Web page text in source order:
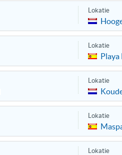
Lokatie
Lokatie
Playa
Lokatie
Lokatie
Lokatie